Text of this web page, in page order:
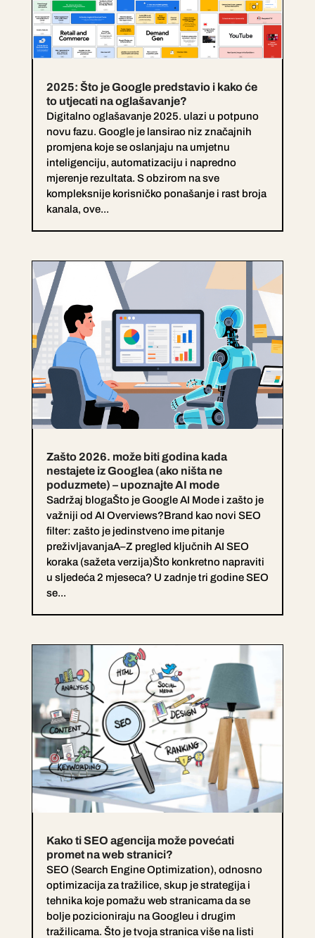
2025: Što je Google predstavio i kako će
to utjecati na oglašavanje?
Digitalno oglašavanje 2025. ulazi u potpuno
novu fazu. Google je lansirao niz značajnih
promjena koje se oslanjaju na umjetnu
inteligenciju, automatizaciju i napredno
mjerenje rezultata. S obzirom na sve
kompleksnije korisničko ponašanje i rast broja
kanala, ove...
Zašto 2026. može biti godina kada
nestajete iz Googlea (ako ništa ne
poduzmete) – upoznajte AI mode
Sadržaj blogaŠto je Google AI Mode i zašto je
važniji od AI Overviews?Brand kao novi SEO
filter: zašto je jedinstveno ime pitanje
preživljavanjaA–Z pregled ključnih AI SEO
koraka (sažeta verzija)Što konkretno napraviti
u sljedeća 2 mjeseca? U zadnje tri godine SEO
se...
Kako ti SEO agencija može povećati
promet na web stranici?
SEO (Search Engine Optimization), odnosno
optimizacija za tražilice, skup je strategija i
tehnika koje pomažu web stranicama da se
bolje pozicioniraju na Googleu i drugim
tražilicama. Što je tvoja stranica više na listi